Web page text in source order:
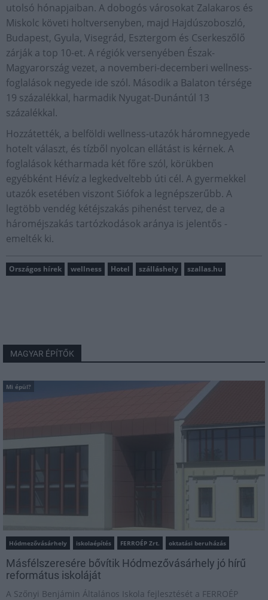
utolsó hónapjaiban. A dobogós városokat Zalakaros és
Miskolc követi holtversenyben, majd Hajdúszoboszló,
Budapest, Gyula, Visegrád, Esztergom és Cserkeszőlő
zárják a top 10-et. A régiók versenyében Észak-
Magyarország vezet, a novemberi-decemberi wellness-
foglalások negyede ide szól. Második a Balaton térsége
19 százalékkal, harmadik Nyugat-Dunántúl 13
százalékkal.
Hozzátették, a belföldi wellness-utazók háromnegyede
hotelt választ, és tízből nyolcan ellátást is kérnek. A
foglalások kétharmada két főre szól, körükben
egyébként Hévíz a legkedveltebb úti cél. A gyermekkel
utazók esetében viszont Siófok a legnépszerűbb. A
legtöbb vendég kétéjszakás pihenést tervez, de a
hároméjszakás tartózkodások aránya is jelentős -
emelték ki.
Országos hírek wellness Hotel szálláshely szallas.hu
MAGYAR ÉPÍTŐK
Mi épül?
Hódmezővásárhely iskolaépítés FERROÉP Zrt. oktatási beruházás
Másfélszeresére bővítik Hódmezővásárhely jó hírű
református iskoláját
A Szőnyi Benjámin Általános Iskola fejlesztését a FERROÉP